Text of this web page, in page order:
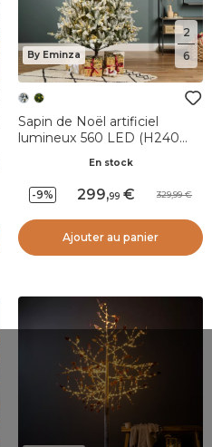
2
6
By Eminza
Sapin de Noël artificiel
lumineux 560 LED (H240
En stock
-9% 299,99 329,99
Ajouter au panier